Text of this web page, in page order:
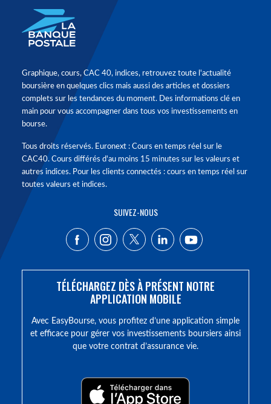
Graphique, cours, CAC 40, indices, retrouvez toute l'actualité
boursière en quelques clics mais aussi des articles et dossiers
complets sur les tendances du moment. Des informations clé en
main pour vous accompagner dans tous vos investissements en
bourse.
Tous droits réservés. Euronext : Cours en temps réel sur le
CAC40. Cours différés d'au moins 15 minutes sur les valeurs et
autres indices. Pour les clients connectés : cours en temps réel sur
toutes valeurs et indices.
SUIVEZ-NOUS
TÉLÉCHARGEZ DÈS À PRÉSENT NOTRE
APPLICATION MOBILE
Avec EasyBourse, vous profitez d’une application simple
et efficace pour gérer vos investissements boursiers ainsi
que votre contrat d’assurance vie.